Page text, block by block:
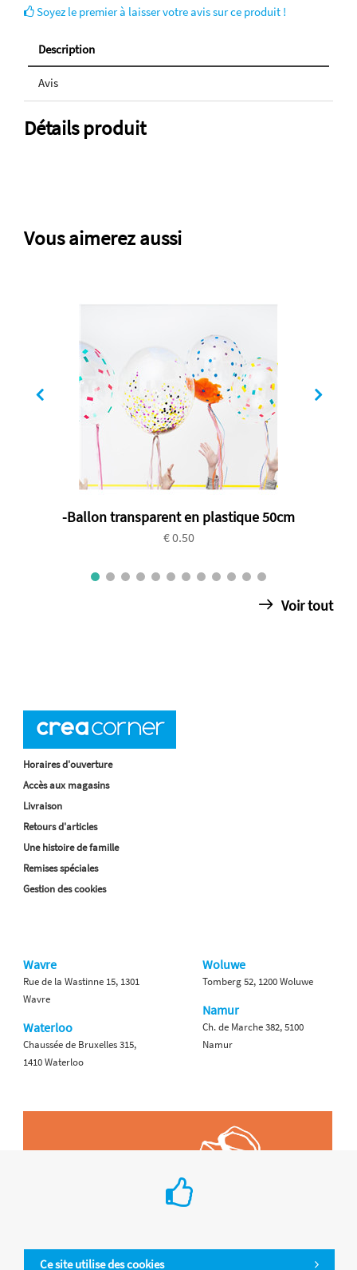
Soyez le premier à laisser votre avis sur ce produit !
Description
Avis
Détails produit
Vous aimerez aussi
-Ballon transparent en plastique 50cm
€ 0.50
Voir tout
Ce site utilise des cookies
Horaires d'ouverture
Accès aux magasins
Livraison
Retours d'articles
Une histoire de famille
Remises spéciales
Gestion des cookies
Wavre
Rue de la Wastinne 15, 1301
Wavre
Waterloo
Chaussée de Bruxelles 315,
1410 Waterloo
Woluwe
Tomberg 52, 1200 Woluwe
Namur
Ch. de Marche 382, 5100
Namur